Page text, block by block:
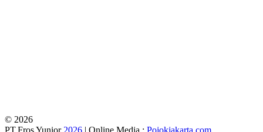
© 2026
PT.Fros Yunior 2026 | Online Media : Pojokjakarta.com